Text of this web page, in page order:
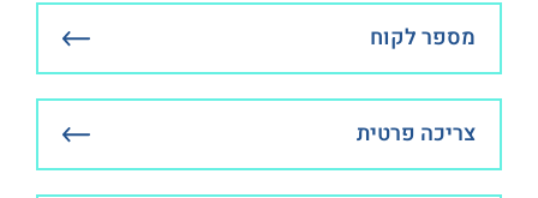
מספר לקוח
צריכה פרטית